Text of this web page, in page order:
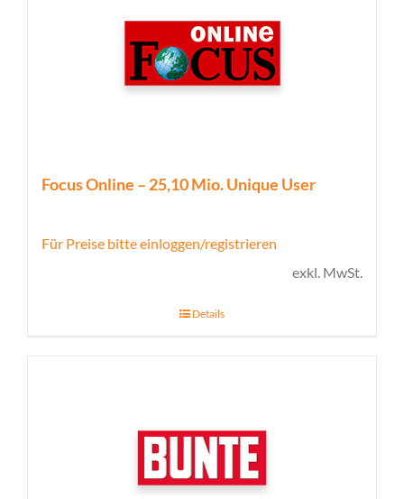
Focus Online – 25,10 Mio. Unique User
Für Preise bitte einloggen/registrieren
exkl. MwSt.
Details